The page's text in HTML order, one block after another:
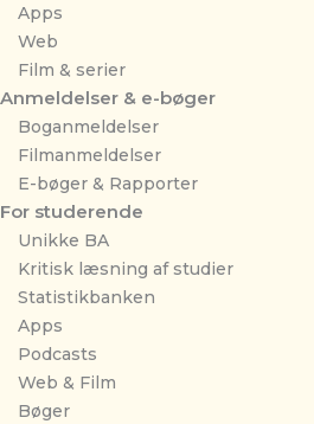
Apps
Web
Film & serier
Anmeldelser & e-bøger
Boganmeldelser
Filmanmeldelser
E-bøger & Rapporter
For studerende
Unikke BA
Kritisk læsning af studier
Statistikbanken
Apps
Podcasts
Web & Film
Bøger